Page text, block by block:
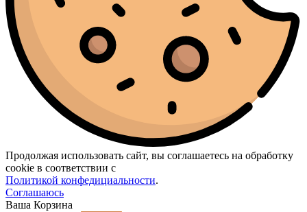
Продолжая использовать сайт, вы соглашаетесь на обработку
cookie в соответствии с
Политикой конфедициальности.
Соглашаюсь
Ваша Корзина